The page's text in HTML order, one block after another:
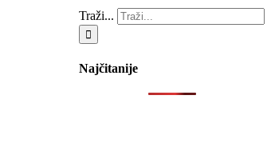
Traži...
Najčitanije